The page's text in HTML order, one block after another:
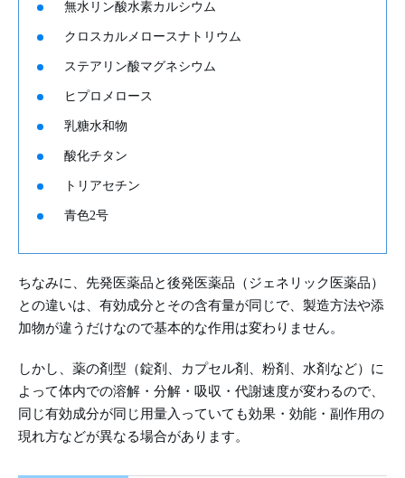
無水リン酸水素カルシウム
クロスカルメロースナトリウム
ステアリン酸マグネシウム
ヒプロメロース
乳糖水和物
酸化チタン
トリアセチン
青色2号
ちなみに、先発医薬品と後発医薬品（ジェネリック医薬品）
との違いは、有効成分とその含有量が同じで、製造方法や添
加物が違うだけなので基本的な作用は変わりません。
しかし、薬の剤型（錠剤、カプセル剤、粉剤、水剤など）に
よって体内での溶解・分解・吸収・代謝速度が変わるので、
同じ有効成分が同じ用量入っていても効果・効能・副作用の
現れ方などが異なる場合があります。